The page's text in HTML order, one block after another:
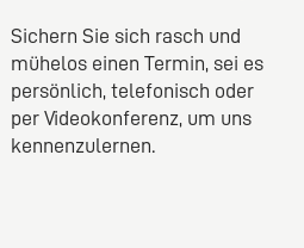
Sichern Sie sich rasch und
mühelos einen Termin, sei es
persönlich, telefonisch oder
per Videokonferenz, um uns
kennenzulernen.